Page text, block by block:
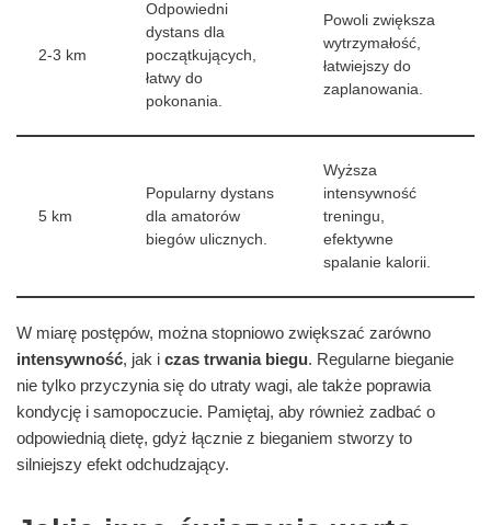
2-3 km
Odpowiedni
dystans dla
początkujących,
łatwy do
pokonania.
Powoli zwiększa
wytrzymałość,
łatwiejszy do
zaplanowania.
5 km
Popularny dystans
dla amatorów
biegów ulicznych.
Wyższa
intensywność
treningu,
efektywne
spalanie kalorii.
W miarę postępów, można stopniowo zwiększać zarówno
intensywność, jak i czas trwania biegu. Regularne bieganie
nie tylko przyczynia się do utraty wagi, ale także poprawia
kondycję i samopoczucie. Pamiętaj, aby również zadbać o
odpowiednią dietę, gdyż łącznie z bieganiem stworzy to
silniejszy efekt odchudzający.